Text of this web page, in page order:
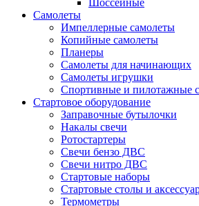
Шоссейные
Самолеты
Импеллерные самолеты
Копийные самолеты
Планеры
Самолеты для начинающих
Самолеты игрушки
Спортивные и пилотажные
Стартовое оборудование
Заправочные бутылочки
Накалы свечи
Ротостартеры
Свечи бензо ДВС
Свечи нитро ДВС
Стартовые наборы
Стартовые столы и
Термометры